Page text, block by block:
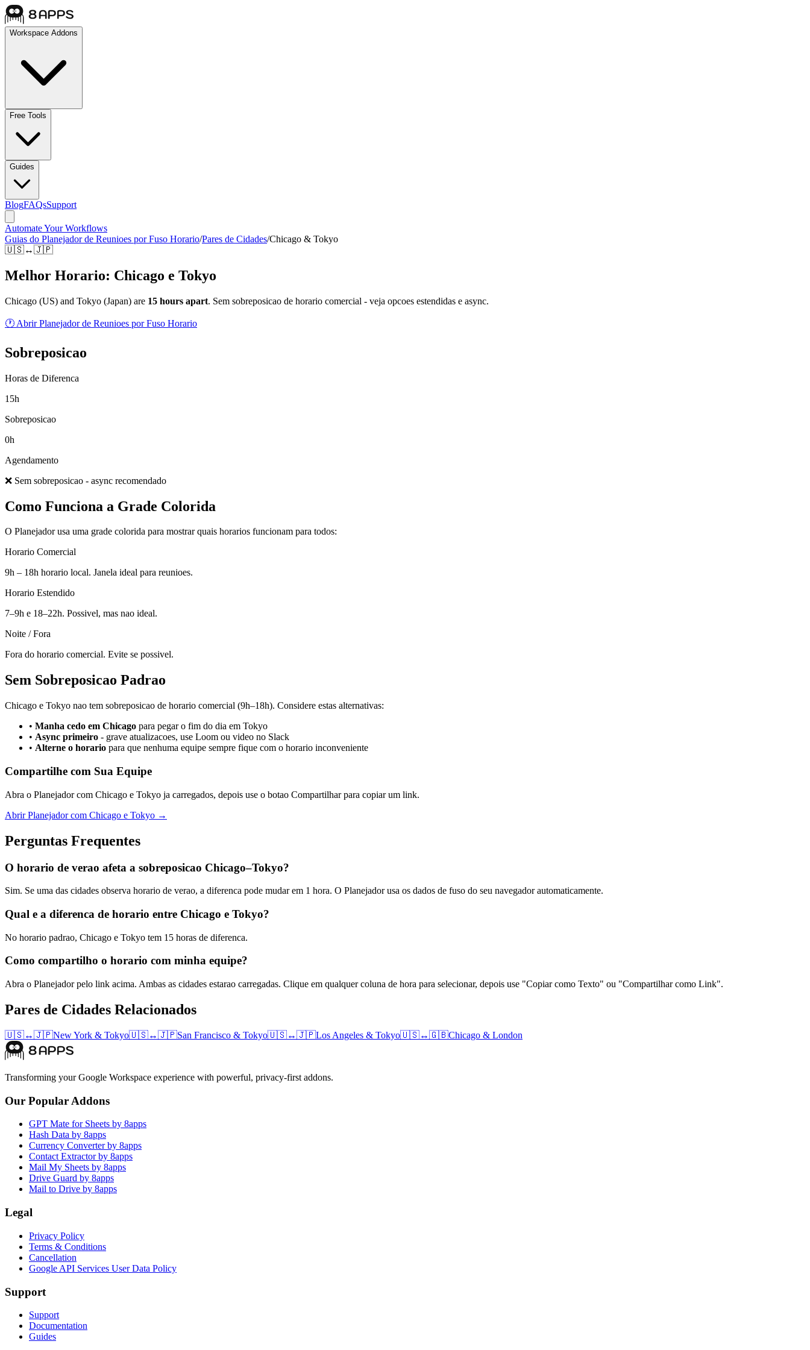
Workspace Addons
Free Tools
Guides
BlogFAQsSupport
Automate Your Workflows
Guias do Planejador de Reunioes por Fuso Horario/Pares de Cidades/Chicago & Tokyo
🇺🇸↔🇯🇵
Melhor Horario: Chicago e Tokyo
Chicago (US) and Tokyo (Japan) are 15 hours apart. Sem sobreposicao de horario comercial - veja opcoes estendidas e async.
🕐 Abrir Planejador de Reunioes por Fuso Horario
Sobreposicao
Horas de Diferenca
15h
Sobreposicao
0h
Agendamento
❌ Sem sobreposicao - async recomendado
Como Funciona a Grade Colorida
O Planejador usa uma grade colorida para mostrar quais horarios funcionam para todos:
Horario Comercial
9h – 18h horario local. Janela ideal para reunioes.
Horario Estendido
7–9h e 18–22h. Possivel, mas nao ideal.
Noite / Fora
Fora do horario comercial. Evite se possivel.
Sem Sobreposicao Padrao
Chicago e Tokyo nao tem sobreposicao de horario comercial (9h–18h). Considere estas alternativas:
• Manha cedo em Chicago para pegar o fim do dia em Tokyo
• Async primeiro - grave atualizacoes, use Loom ou video no Slack
• Alterne o horario para que nenhuma equipe sempre fique com o horario inconveniente
Compartilhe com Sua Equipe
Abra o Planejador com Chicago e Tokyo ja carregados, depois use o botao Compartilhar para copiar um link.
Abrir Planejador com Chicago e Tokyo →
Perguntas Frequentes
O horario de verao afeta a sobreposicao Chicago–Tokyo?
Sim. Se uma das cidades observa horario de verao, a diferenca pode mudar em 1 hora. O Planejador usa os dados de fuso do seu navegador automaticamente.
Qual e a diferenca de horario entre Chicago e Tokyo?
No horario padrao, Chicago e Tokyo tem 15 horas de diferenca.
Como compartilho o horario com minha equipe?
Abra o Planejador pelo link acima. Ambas as cidades estarao carregadas. Clique em qualquer coluna de hora para selecionar, depois use "Copiar como Texto" ou "Compartilhar como Link".
Pares de Cidades Relacionados
🇺🇸↔🇯🇵New York & Tokyo🇺🇸↔🇯🇵San Francisco & Tokyo🇺🇸↔🇯🇵Los Angeles & Tokyo🇺🇸↔🇬🇧Chicago & London
Transforming your Google Workspace experience with powerful, privacy-first addons.
Our Popular Addons
GPT Mate for Sheets by 8apps
Hash Data by 8apps
Currency Converter by 8apps
Contact Extractor by 8apps
Mail My Sheets by 8apps
Drive Guard by 8apps
Mail to Drive by 8apps
Legal
Privacy Policy
Terms & Conditions
Cancellation
Google API Services User Data Policy
Support
Support
Documentation
Guides